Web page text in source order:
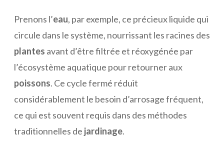
Prenons l’eau, par exemple, ce précieux liquide qui
circule dans le système, nourrissant les racines des
plantes avant d’être filtrée et réoxygénée par
l’écosystème aquatique pour retourner aux
poissons. Ce cycle fermé réduit
considérablement le besoin d’arrosage fréquent,
ce qui est souvent requis dans des méthodes
traditionnelles de jardinage.